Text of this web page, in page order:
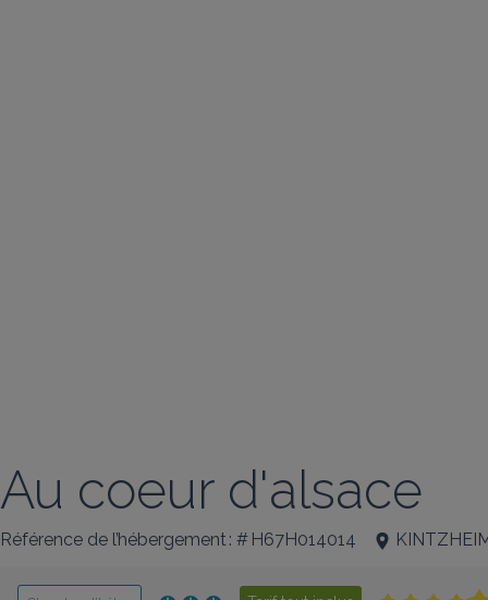
Au coeur d'alsace
Référence de l’hébergement : # H67H014014